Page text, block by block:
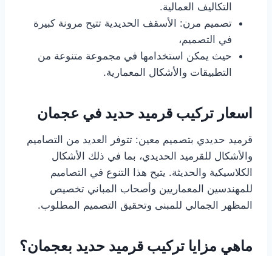
التكاليف العمالية.
تصميم مرن: الأسقف الحديدية تتيح مرونة كبيرة
في التصميم،
حيث يمكن استخدامها في مجموعة متنوعة من
التطبيقات والأشكال المعمارية.
اسعار تركيب قرميد حديد في عجمان
قرميد حديدي بتصميم معين: تتوفر العديد من التصاميم
والأشكال للقرميد الحديدي، بما في ذلك الأشكال
الكلاسيكية والحديثة. يتيح هذا التنوع في التصاميم
للمهندسين المعماريين وأصحاب المباني تخصيص
المظهر الجمالي للمبنى وتحقيق التصميم المطلوب.
ماهي مزايا تركيب قرميد حديد بعجمان؟